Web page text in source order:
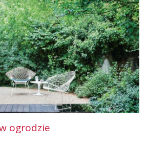
ogrodzie